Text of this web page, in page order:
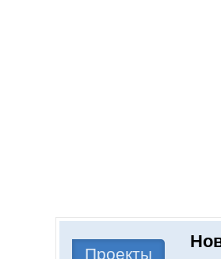
Проекты